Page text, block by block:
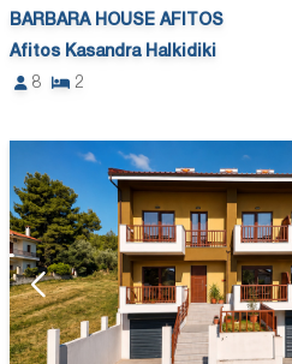
BARBARA HOUSE AFITOS
Afitos Kasandra Halkidiki
8
2